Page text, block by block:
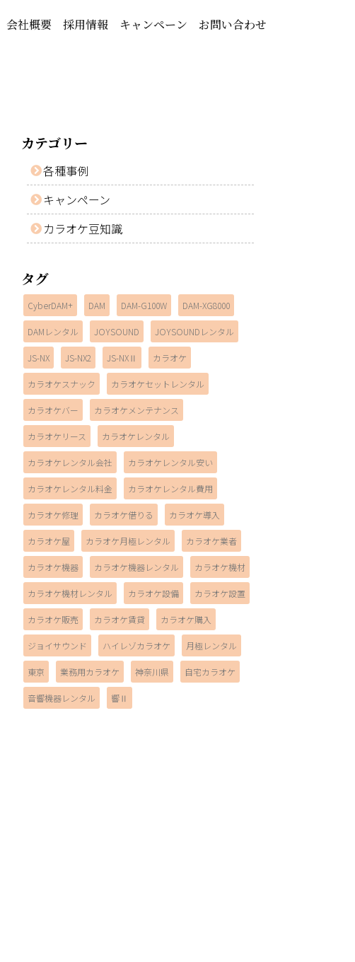
会社概要 採用情報 キャンペーン お問い合わせ
カテゴリー
各種事例
キャンペーン
カラオケ豆知識
タグ
CyberDAM+ DAM DAM-G100W DAM-XG8000
DAMレンタル JOYSOUND JOYSOUNDレンタル
JS-NX JS-NX2 JS-NXⅡ カラオケ
カラオケスナック カラオケセットレンタル
カラオケバー カラオケメンテナンス
カラオケリース カラオケレンタル
カラオケレンタル会社 カラオケレンタル安い
カラオケレンタル料金 カラオケレンタル費用
カラオケ修理 カラオケ借りる カラオケ導入
カラオケ屋 カラオケ月極レンタル カラオケ業者
カラオケ機器 カラオケ機器レンタル カラオケ機材
カラオケ機材レンタル カラオケ設備 カラオケ設置
カラオケ販売 カラオケ賃貸 カラオケ購入
ジョイサウンド ハイレゾカラオケ 月極レンタル
東京 業務用カラオケ 神奈川県 自宅カラオケ
音響機器レンタル 響Ⅱ